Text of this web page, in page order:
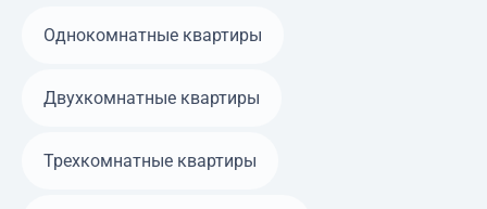
Однокомнатные квартиры
Двухкомнатные квартиры
Трехкомнатные квартиры